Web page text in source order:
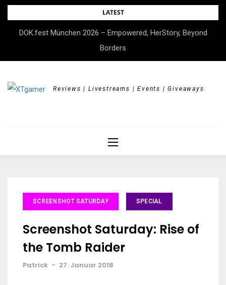
Skip
content
LATEST
DOK.fest München 2026 – Empowered, HerStory, Beyond
Borders
Reviews | Livestreams | Events | Giveaways
SCREENSHOT SATURDAY SPECIAL
Screenshot Saturday: Rise of
the Tomb Raider
Patrick - 27. Januar 2018